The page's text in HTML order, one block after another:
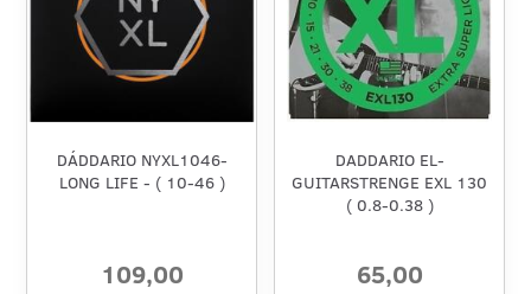
DÁDDARIO NYXL1046-
LONG LIFE - ( 10-46 )
109,00
DADDARIO EL-
GUITARSTRENGE EXL 130
( 0.8-0.38 )
65,00